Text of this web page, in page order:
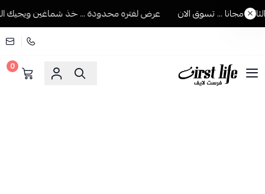
مجانا ... تسوق الان عرض لفتره محدودة ... خذ شماغين ويجيك
فرست لايف للمستلزمات الرجالية
0